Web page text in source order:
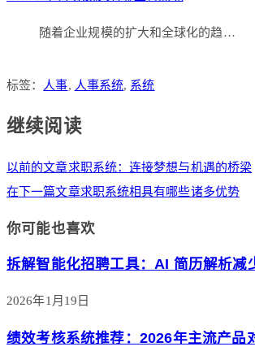
随着企业规模的扩大和全球化的趋…
标签： 人事, 人事系统, 系统
继续阅读
以前的文章求职系统：连接梦想与机遇的桥梁
在下一篇文章求职系统相具有哪些诸多优势
你可能也喜欢
拆解智能化招聘工具：AI 简历解析减
2026年1月19日
绩效考核系统推荐：2026年主流产品